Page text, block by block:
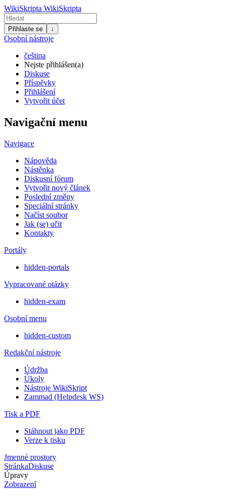
WikiSkripta WikiSkripta
Přihlaste se ↓
Osobní nástroje
čeština
Nejste přihlášen(a)
Diskuse
Příspěvky
Přihlášení
Vytvořit účet
Navigační menu
Navigace
Nápověda
Nástěnka
Diskusní fórum
Vytvořit nový článek
Poslední změny
Speciální stránky
Načíst soubor
Jak (se) učit
Kontakty
Portály
hidden-portals
Vypracované otázky
hidden-exam
Osobní menu
hidden-custom
Redakční nástroje
Údržba
Úkoly
Nástroje WikiSkript
Zammad (Helpdesk WS)
Tisk a PDF
Stáhnout jako PDF
Verze k tisku
Jmenné prostory
StránkaDiskuse
Úpravy
Zobrazení